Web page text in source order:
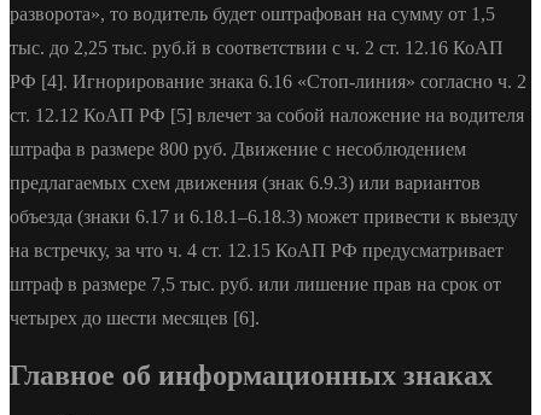
разворота», то водитель будет оштрафован на сумму от 1,5
тыс. до 2,25 тыс. руб.й в соответствии с ч. 2 ст. 12.16 КоАП
РФ [4]. Игнорирование знака 6.16 «Стоп-линия» согласно ч. 2
ст. 12.12 КоАП РФ [5] влечет за собой наложение на водителя
штрафа в размере 800 руб. Движение с несоблюдением
предлагаемых схем движения (знак 6.9.3) или вариантов
объезда (знаки 6.17 и 6.18.1–6.18.3) может привести к выезду
на встречку, за что ч. 4 ст. 12.15 КоАП РФ предусматривает
штраф в размере 7,5 тыс. руб. или лишение прав на срок от
четырех до шести месяцев [6].
Главное об информационных знаках